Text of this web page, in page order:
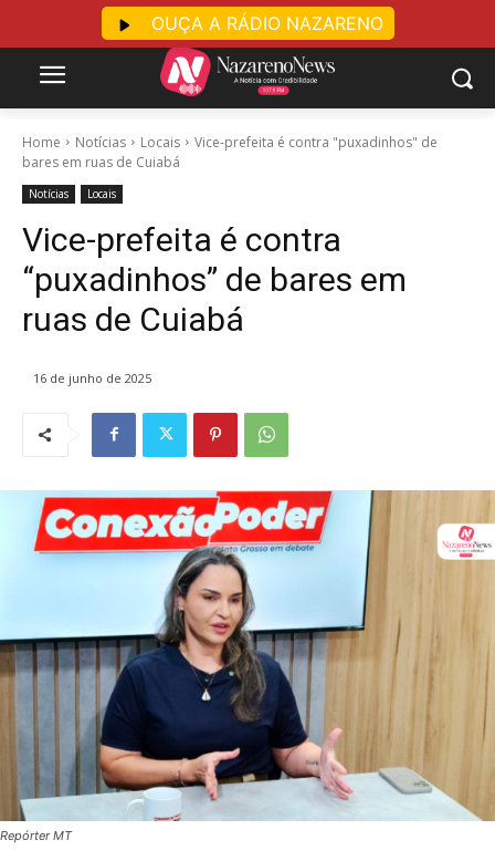
Home Notícias Locais
Vice-prefeita é contra "puxadinhos" de
bares em ruas de Cuiabá
Notícias Locais
Vice-prefeita é contra
“puxadinhos” de bares em
ruas de Cuiabá
16 de junho de 2025
Repórter MT
OUÇA A RÁDIO NAZARENO